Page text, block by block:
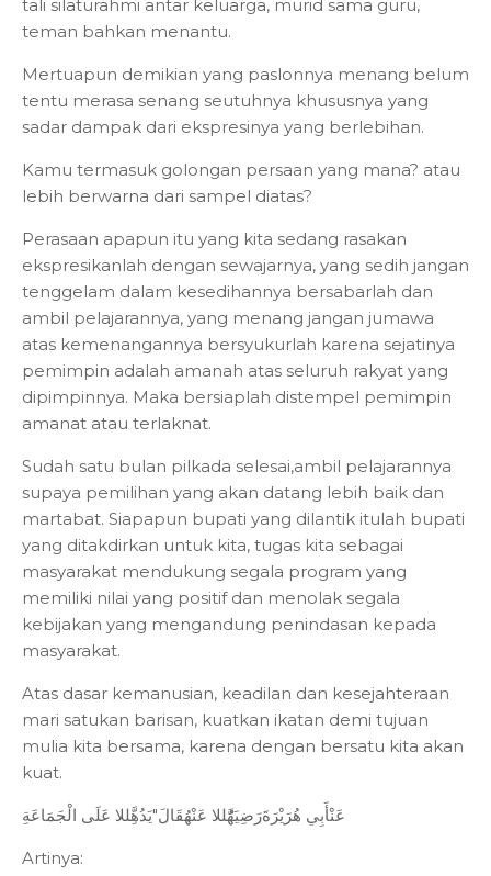
tali silaturahmi antar keluarga, murid sama guru,
teman bahkan menantu.
Mertuapun demikian yang paslonnya menang belum
tentu merasa senang seutuhnya khususnya yang
sadar dampak dari ekspresinya yang berlebihan.
Kamu termasuk golongan persaan yang mana? atau
lebih berwarna dari sampel diatas?
Perasaan apapun itu yang kita sedang rasakan
ekspresikanlah dengan sewajarnya, yang sedih jangan
tenggelam dalam kesedihannya bersabarlah dan
ambil pelajarannya, yang menang jangan jumawa
atas kemenangannya bersyukurlah karena sejatinya
pemimpin adalah amanah atas seluruh rakyat yang
dipimpinnya. Maka bersiaplah distempel pemimpin
amanat atau terlaknat.
Sudah satu bulan pilkada selesai,ambil pelajarannya
supaya pemilihan yang akan datang lebih baik dan
martabat. Siapapun bupati yang dilantik itulah bupati
yang ditakdirkan untuk kita, tugas kita sebagai
masyarakat mendukung segala program yang
memiliki nilai yang positif dan menolak segala
kebijakan yang mengandung penindasan kepada
masyarakat.
Atas dasar kemanusian, keadilan dan kesejahteraan
mari satukan barisan, kuatkan ikatan demi tujuan
mulia kita bersama, karena dengan bersatu kita akan
kuat.
عَنْأَبِي هُرَيْرَةَرَضِيَهَُّللا عَنْهُقَالَ"يَدُهَِّللا عَلَى الْجَمَاعَةِ
Artinya: